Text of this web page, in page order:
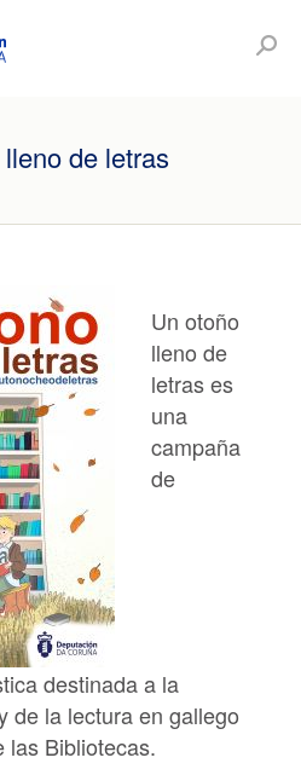
de letras
Un otoño
lleno de
letras es
una
campaña
de
destinada a la
de la lectura en gallego
las Bibliotecas.